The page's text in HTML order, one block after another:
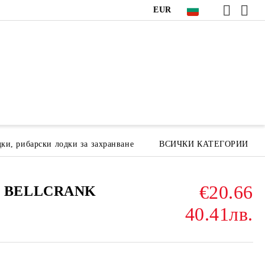
EUR
рибарски лодки за захранване ВСИЧКИ КАТЕГОРИИ
BELLCRANK
€20.66
40.41лв.